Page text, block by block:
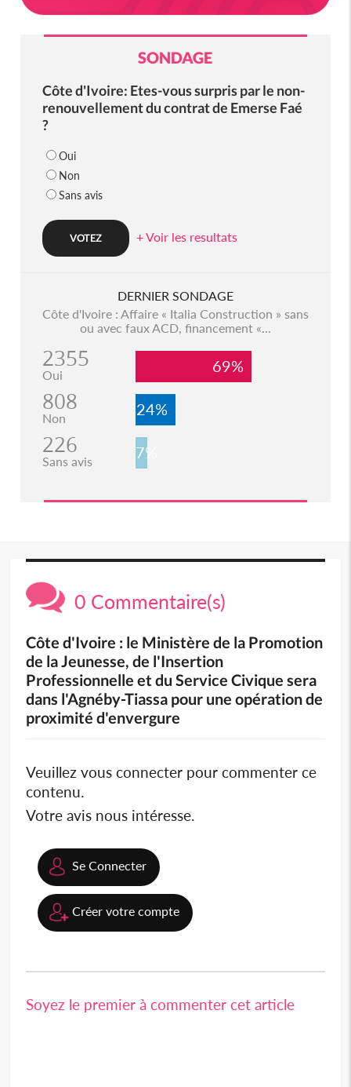
SONDAGE
Côte d'Ivoire: Etes-vous surpris par le non-
renouvellement du contrat de Emerse Faé
?
Oui
Non
Sans avis
+ Voir les resultats
DERNIER SONDAGE
Côte d'Ivoire : Affaire « Italia Construction » sans
ou avec faux ACD, financement «...
2355
Oui 69%
808
Non 24%
226
Sans avis 7%
0 Commentaire(s)
Côte d'Ivoire : le Ministère de la Promotion
de la Jeunesse, de l'Insertion
Professionnelle et du Service Civique sera
dans l'Agnéby-Tiassa pour une opération de
proximité d'envergure
Veuillez vous connecter pour commenter ce
contenu.
Votre avis nous intéresse.
Se Connecter
Créer votre compte
Soyez le premier à commenter cet article